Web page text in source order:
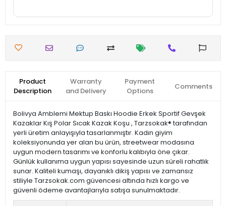
Product
Description
Warranty
and Delivery
Payment
Options
Comments
Bolivya Amblemi Mektup Baskı Hoodie Erkek Sportif Gevşek
Kazaklar Kış Polar Sıcak Kazak Koşu , Tarzsokak® tarafından
yerli üretim anlayışıyla tasarlanmıştır. Kadın giyim
koleksiyonunda yer alan bu ürün, streetwear modasına
uygun modern tasarımı ve konforlu kalıbıyla öne çıkar.
Günlük kullanıma uygun yapısı sayesinde uzun süreli rahatlık
sunar. Kaliteli kumaşı, dayanıklı dikiş yapısı ve zamansız
stiliyle Tarzsokak.com güvencesi altında hızlı kargo ve
güvenli ödeme avantajlarıyla satışa sunulmaktadır.